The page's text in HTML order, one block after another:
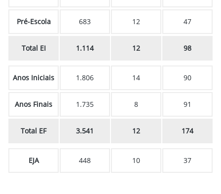
Pré-Escola 683 12 47
Total EI 1.114 12 98
Anos Iniciais 1.806 14 90
Anos Finais 1.735 8 91
Total EF 3.541 12 174
EJA 448 10 37